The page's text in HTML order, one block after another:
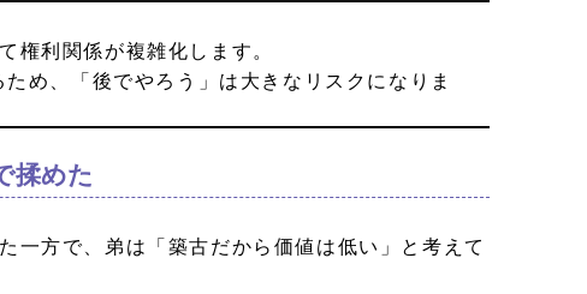
権利関係が複雑化します。
め、「後でやろう」は大きなリスクになりま
揉めた
一方で、弟は「築古だから価値は低い」と考えて